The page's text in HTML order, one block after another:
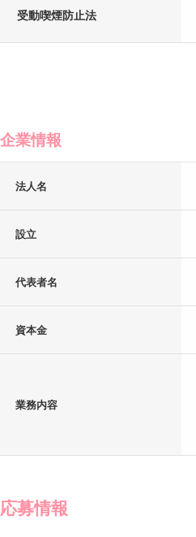
受動喫煙防止法
企業情報
法人名
設立
代表者名
資本金
業務内容
応募情報